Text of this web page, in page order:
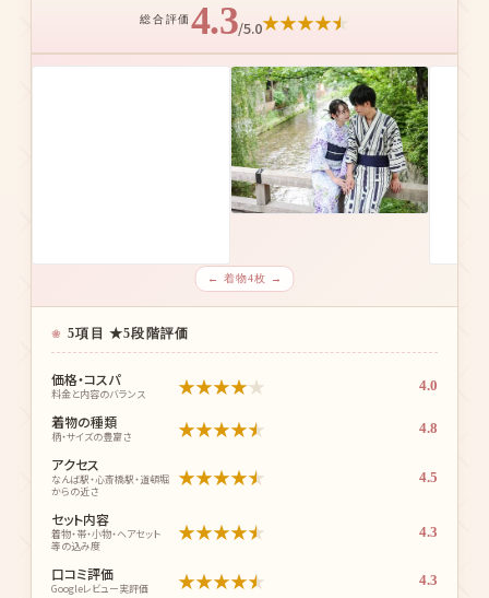
正絹/アンティーク多数
心斎橋駅徒歩5分
WEB予約24h
4.3/5.0★★★★★
← 着物4枚 →
5項目 ★5段階評価
価格・コスパ
料金と内容のバランス ★★★★★ 4.0